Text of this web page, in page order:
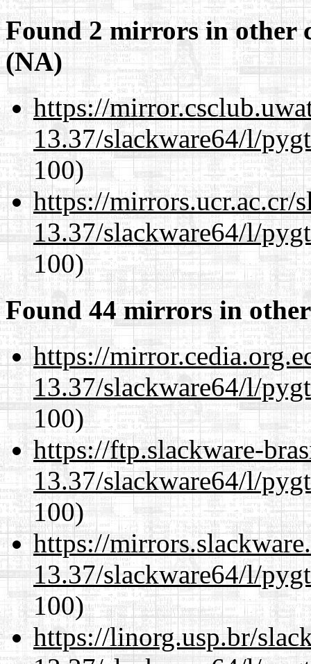
Found 2 mirrors in other
(NA)
https://
13.37/slackware64/l/
100)
https://mirrors.ucr.ac.cr/
13.37/slackware64/l/
100)
Found 44 mirrors in
https://
13.37/slackware64/l/
100)
https://ftp.slackware-
13.37/slackware64/l/
100)
https://
13.37/slackware64/l/
100)
https://linorg.usp.br/